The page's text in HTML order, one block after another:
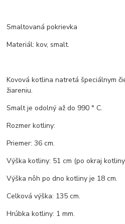
Smaltovaná pokrievka
Materiál: kov, smalt.
Kovová kotlina natretá špeciálnym
žiareniu.
Smalt je odolný až do 990 ° C.
Rozmer kotliny:
Priemer: 36 cm.
Výška kotliny: 51 cm (po okraj
Výška nôh po dno kotliny je 18 cm.
Celková výška: 135 cm.
Hrúbka kotliny: 1 mm.